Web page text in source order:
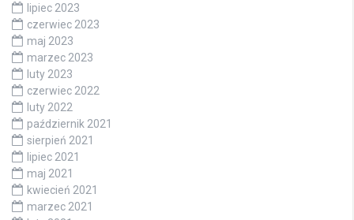
lipiec 2023
czerwiec 2023
maj 2023
marzec 2023
luty 2023
czerwiec 2022
luty 2022
październik 2021
sierpień 2021
lipiec 2021
maj 2021
kwiecień 2021
marzec 2021